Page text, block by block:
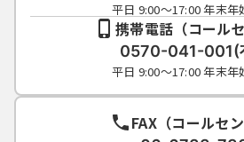
平日 9:00～17:00 年末年
携帯電話（コールセ
0570-041-001(
平日 9:00～17:00 年末年
FAX（コールセン